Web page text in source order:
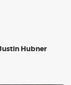
Hubner